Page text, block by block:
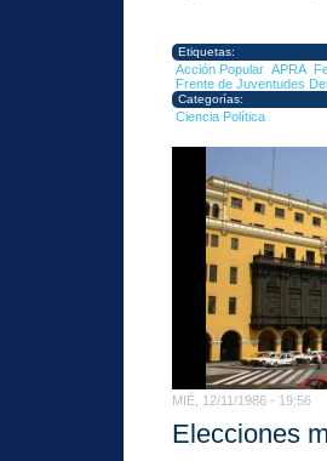
Etiquetas:
Acción Popular APRA
Frente de Juventudes
Categorías:
Ciencia Política
MIÉ, 12/11/1986 - 19:56
Elecciones